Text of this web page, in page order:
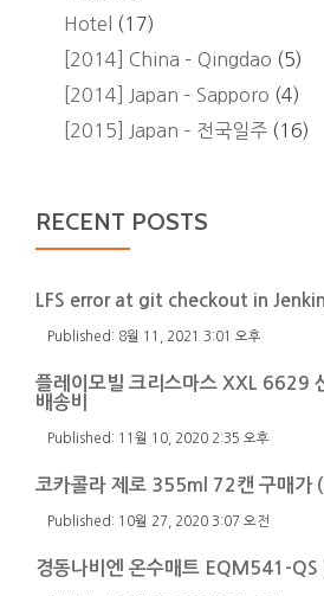
Hotel
(17)
[2014] China – Qingdao (5)
[2014] Japan – Sapporo (4)
[2015] Japan – 전국일주 (16)
RECENT POSTS
LFS error at git checkout in
8월 11, 2021 3:01 오후
플레이모빌 크리스마스 XXL 6629
배송비
11월 10, 2020 2:35 오후
코카콜라 제로 355ml 72캔 구매가
10월 27, 2020 3:07 오전
경동나비엔 온수매트 EQM541-QS